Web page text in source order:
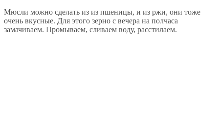
Мюсли можно сделать из из пшеницы, и из ржи, они тоже
очень вкусные. Для этого зерно с вечера на полчаса
замачиваем. Промываем, сливаем воду, расстилаем.